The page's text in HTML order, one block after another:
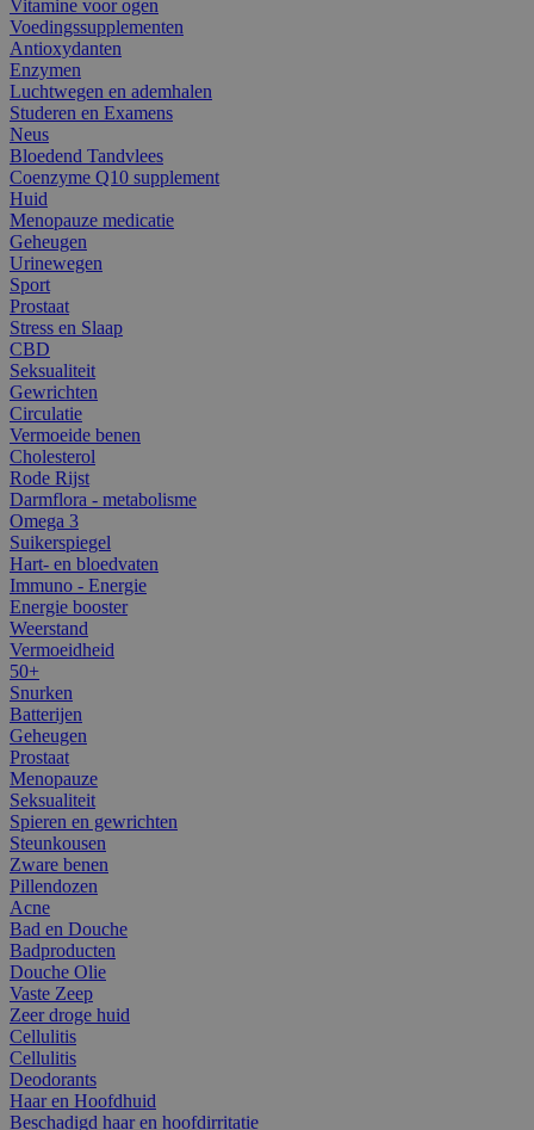
Vitamine voor ogen
Voedingssupplementen
Antioxydanten
Enzymen
Luchtwegen en ademhalen
Studeren en Examens
Neus
Bloedend Tandvlees
Coenzyme Q10 supplement
Huid
Menopauze medicatie
Geheugen
Urinewegen
Sport
Prostaat
Stress en Slaap
CBD
Seksualiteit
Gewrichten
Circulatie
Vermoeide benen
Cholesterol
Rode Rijst
Darmflora - metabolisme
Omega 3
Suikerspiegel
Hart- en bloedvaten
Immuno - Energie
Energie booster
Weerstand
Vermoeidheid
50+
Snurken
Batterijen
Geheugen
Prostaat
Menopauze
Seksualiteit
Spieren en gewrichten
Steunkousen
Zware benen
Pillendozen
Acne
Bad en Douche
Badproducten
Douche Olie
Vaste Zeep
Zeer droge huid
Cellulitis
Cellulitis
Deodorants
Haar en Hoofdhuid
Beschadigd haar en hoofdirritatie